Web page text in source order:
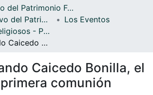
Statistics
Archivo del Patrimonio Fotográfico y Fílmico del Valle del Cauca
Fondo Archivo del Patrimonio Fotográfico y Fílmico del Valle del Cauca
Los Eventos
APFFVC - Religiosos - Patrimonial
Luis Fernando Caicedo Bonilla, el día de su primera comunión
Caicedo Bonilla, el
comunión